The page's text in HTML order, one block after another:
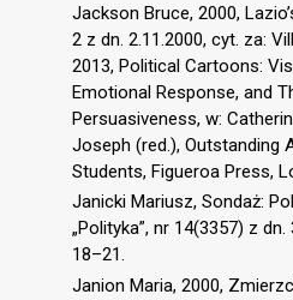
Jackson Bruce, 2000,
2 z dn. 2.11.2000, cyt. za:
2013, Political Cartoons:
Emotional Response, and
Persuasiveness, w:
Joseph (red.), Outstanding
Students, Figueroa Press,
Janicki Mariusz, Sondaż:
„Polityka”, nr 14(3357) z dn.
18–21.
Janion Maria, 2000,